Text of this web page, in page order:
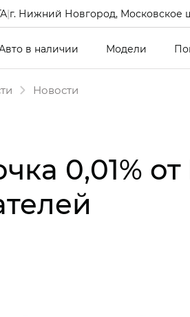
|г. Нижний Новгород, Московское
в наличии Модели
Новости
0,01%